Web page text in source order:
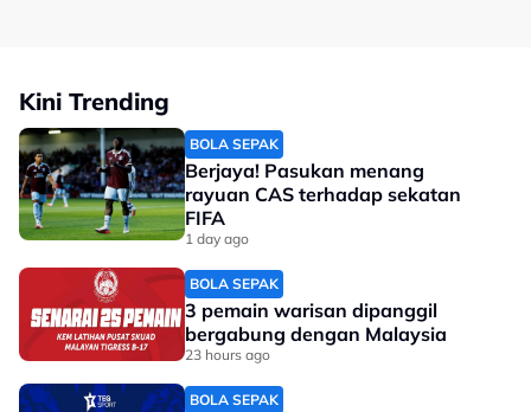
Kini Trending
BOLA SEPAK
Berjaya! Pasukan menang
rayuan CAS terhadap sekatan
FIFA
1 day ago
BOLA SEPAK
3 pemain warisan dipanggil
bergabung dengan Malaysia
23 hours ago
BOLA SEPAK